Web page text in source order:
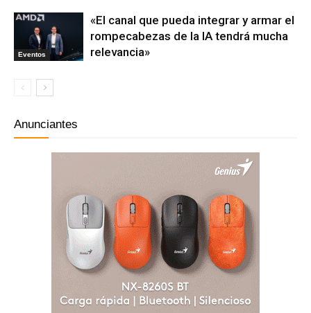
Eventos
«El canal que pueda integrar y armar el
rompecabezas de la IA tendrá mucha
relevancia»
Anunciantes